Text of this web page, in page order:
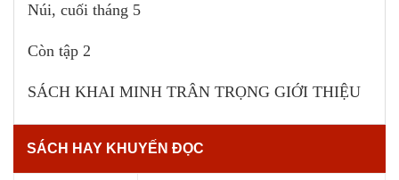
Núi, cuối tháng 5
Còn tập 2
SÁCH KHAI MINH TRÂN TRỌNG GIỚI THIỆU
SÁCH HAY KHUYẾN ĐỌC